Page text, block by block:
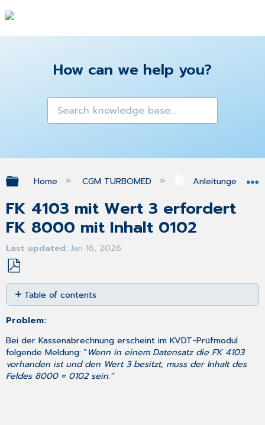
How can we help you?
Expand/collapse global hierarchy
Home CGM TURBOMED Anleitungen &
FK 4103 mit Wert 3 erfordert
FK 8000 mit Inhalt 0102
Last updated Jan 16, 2026
Save
as
PDF
Table of contents
No
headers
Problem:
Bei der Kassenabrechnung erscheint im KVDT-Prüfmodul
folgende Meldung: "Wenn in einem Datensatz die FK 4103
vorhanden ist und den Wert 3 besitzt, muss der Inhalt des
Feldes 8000 = 0102 sein."